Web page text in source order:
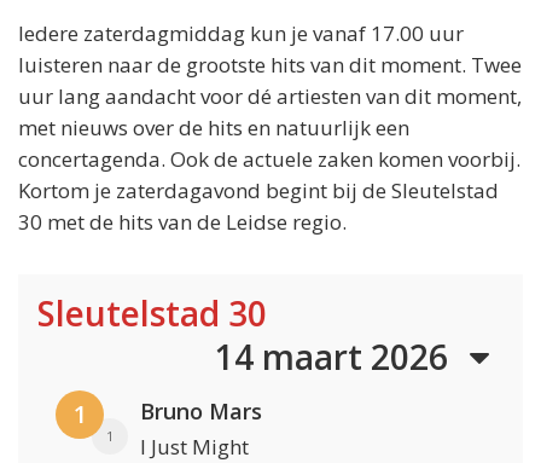
Iedere zaterdagmiddag kun je vanaf 17.00 uur
luisteren naar de grootste hits van dit moment. Twee
uur lang aandacht voor dé artiesten van dit moment,
met nieuws over de hits en natuurlijk een
concertagenda. Ook de actuele zaken komen voorbij.
Kortom je zaterdagavond begint bij de Sleutelstad
30 met de hits van de Leidse regio.
Sleutelstad 30
14 maart 2026
1
1
Bruno Mars
I Just Might